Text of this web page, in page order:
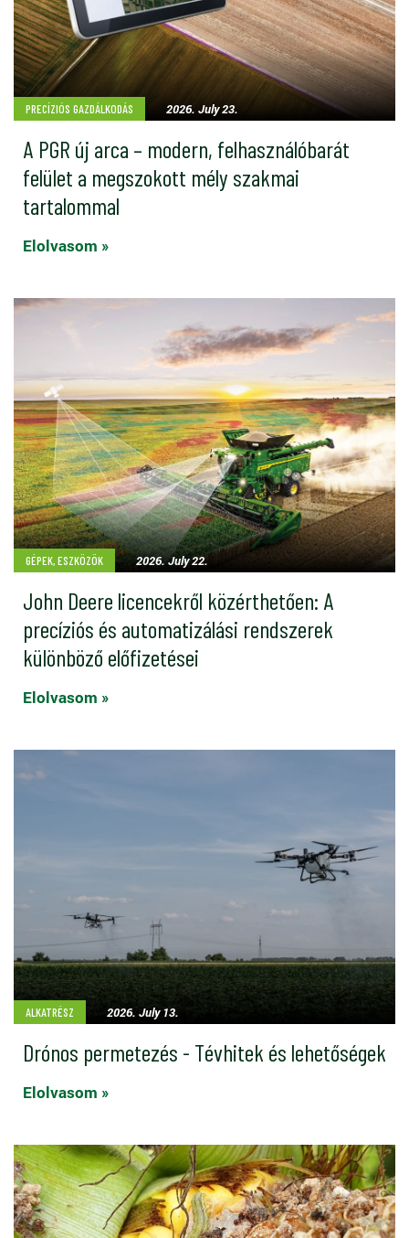
PRECÍZIÓS GAZDÁLKODÁS 2026. July 23.
A PGR új arca – modern, felhasználóbarát
felület a megszokott mély szakmai
tartalommal
Elolvasom »
GÉPEK, ESZKÖZÖK 2026. July 22.
John Deere licencekről közérthetően: A
precíziós és automatizálási rendszerek
különböző előfizetései
Elolvasom »
ALKATRÉSZ 2026. July 13.
Drónos permetezés - Tévhitek és lehetőségek
Elolvasom »